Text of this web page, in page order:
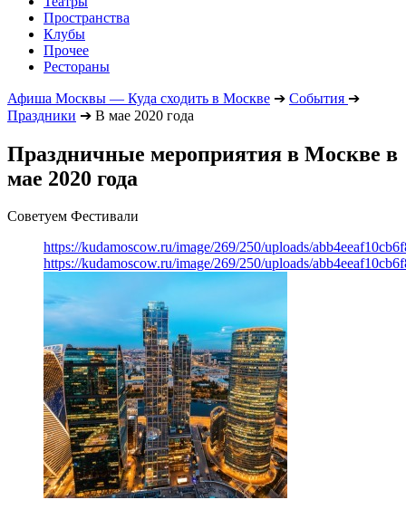
Пространства
Клубы
Прочее
Рестораны
Афиша Москвы — Куда сходить в Москве ➔ События ➔
Праздники ➔ В мае 2020 года
Праздничные мероприятия в Москве в
мае 2020 года
Советуем Фестивали
https://kudamoscow.ru/image/269/250/uploads/
https://kudamoscow.ru/image/269/250/uploads/